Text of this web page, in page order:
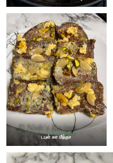
டபுள் கா மீத்தா